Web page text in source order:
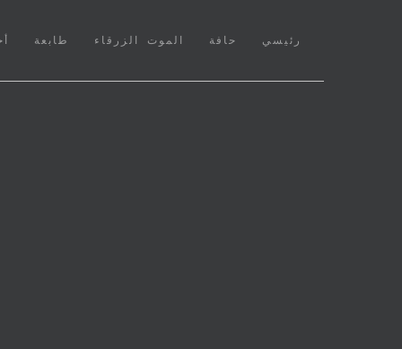
رئيسي
(CURRENT) حافة الموت الزرقاء طابعة